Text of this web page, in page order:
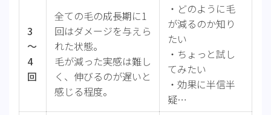
3
～
4
回
全ての毛の成長期に1
回はダメージを与えら
れた状態。
毛が減った実感は難し
く、伸びるのが遅いと
感じる程度。
・どのように毛
が減るのか知り
たい
・ちょっと試し
てみたい
・効果に半信半
疑…